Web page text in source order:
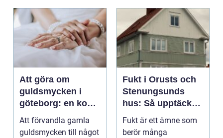
Att göra om
guldsmycken i
göteborg: en konst
att förnya det
gamla
Att förvandla gamla
guldsmycken till något
Fukt i Orusts och
Stenungsunds
hus: Så upptäcker
och åtgärdar du
problemet
Fukt är ett ämne som
berör många